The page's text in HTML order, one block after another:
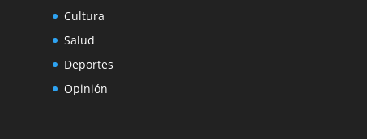
Cultura
Salud
Deportes
Opinión